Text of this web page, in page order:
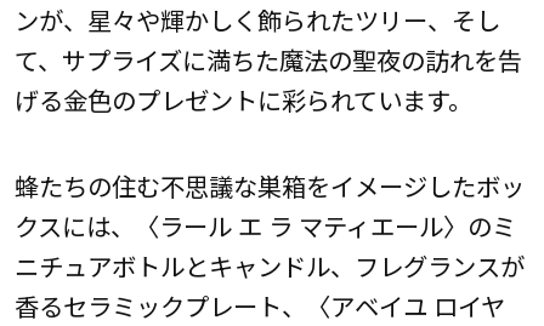
ンが、星々や輝かしく飾られたツリー、そし
て、サプライズに満ちた魔法の聖夜の訪れを告
げる金色のプレゼントに彩られています。
蜂たちの住む不思議な巣箱をイメージしたボッ
クスには、〈ラール エ ラ マティエール〉のミ
ニチュアボトルとキャンドル、フレグランスが
香るセラミックプレート、〈アベイユ ロイヤ